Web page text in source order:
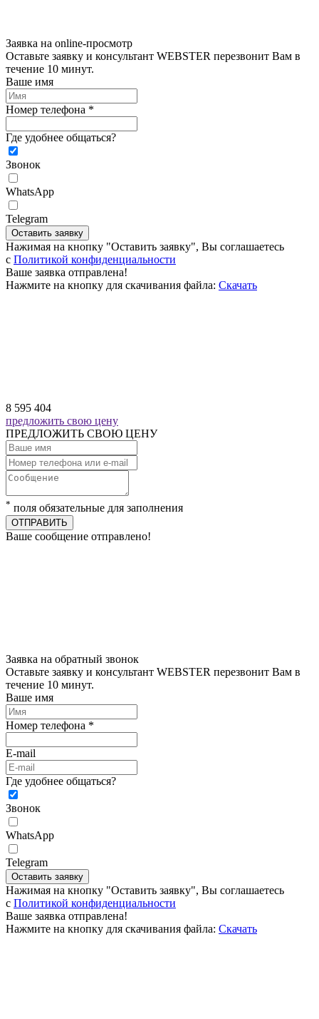
Заявка на online-просмотр
Оставьте заявку и консультант WEBSTER перезвонит Вам в
течение 10 минут.
Ваше имя
Номер телефона *
Где удобнее общаться?
Звонок
WhatsApp
Telegram
Оставить заявку
Нажимая на кнопку "Оставить заявку", Вы соглашаетесь
c Политикой конфиденциальности
Ваше заявка отправлена!
Нажмите на кнопку для скачивания файла: Скачать
8 595 404
предложить свою цену
ПРЕДЛОЖИТЬ СВОЮ ЦЕНУ
* поля обязательные для заполнения
ОТПРАВИТЬ
Ваше сообщение отправлено!
Заявка на обратный звонок
Оставьте заявку и консультант WEBSTER перезвонит Вам в
течение 10 минут.
Ваше имя
Номер телефона *
E-mail
Где удобнее общаться?
Звонок
WhatsApp
Telegram
Оставить заявку
Нажимая на кнопку "Оставить заявку", Вы соглашаетесь
c Политикой конфиденциальности
Ваше заявка отправлена!
Нажмите на кнопку для скачивания файла: Скачать